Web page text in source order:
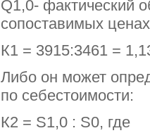
Q1,0- фактический
сопоставимых
К1 = 3915:3461 =
Либо он может
по себестоимости:
К2 = S1,0 : S0, где